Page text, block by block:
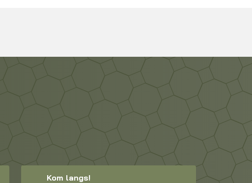
Kom langs!